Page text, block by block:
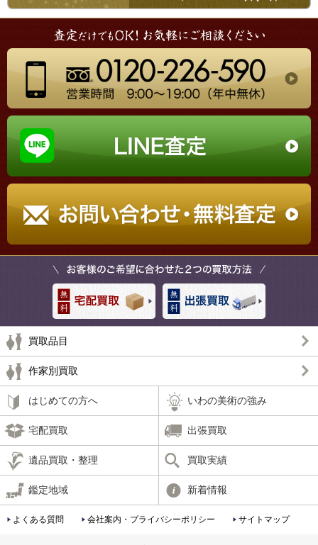
買取品目
作家別買取
はじめての方へ いわの美術の強み
宅配買取 出張買取
遺品買取・整理 買取実績
鑑定地域 新着情報
よくある質問 会社案内・プライバシーポリシー サイトマップ